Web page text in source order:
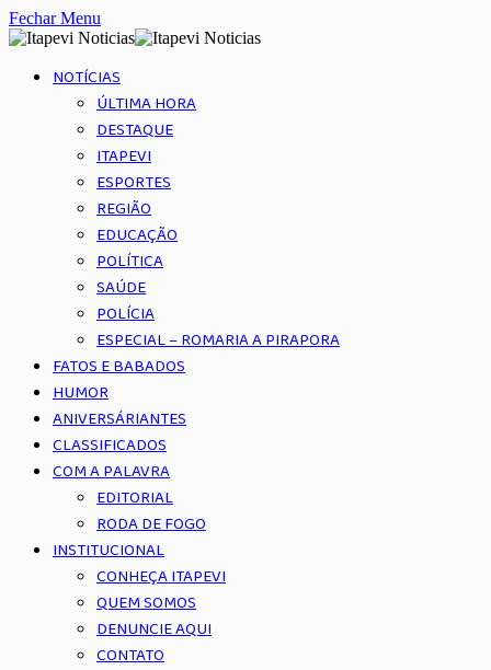
Fechar Menu
NOTÍCIAS
ÚLTIMA HORA
DESTAQUE
ITAPEVI
ESPORTES
REGIÃO
EDUCAÇÃO
POLÍTICA
SAÚDE
POLÍCIA
ESPECIAL – ROMARIA A PIRAPORA
FATOS E BABADOS
HUMOR
ANIVERSÁRIANTES
CLASSIFICADOS
COM A PALAVRA
EDITORIAL
RODA DE FOGO
INSTITUCIONAL
CONHEÇA ITAPEVI
QUEM SOMOS
DENUNCIE AQUI
CONTATO